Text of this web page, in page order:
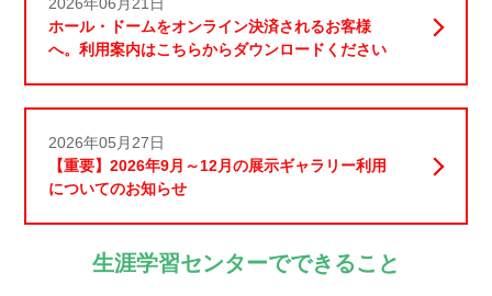
ホール・ドームをオンライン決済されるお客様
へ。利用案内はこちらからダウンロードください
2026年05月27日
【重要】2026年9月～12月の展示ギャラリー利用
についてのお知らせ
生涯学習センターでできること